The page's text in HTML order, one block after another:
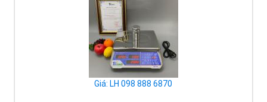
Giá: LH 098 888 6870